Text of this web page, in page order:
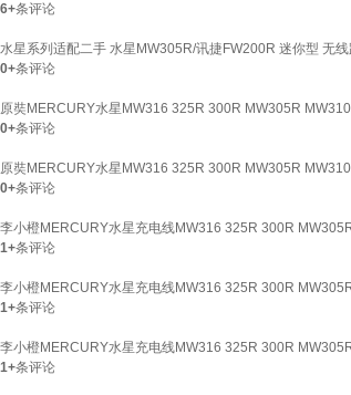
6+条评论
水星系列适配二手 水星MW305R/讯捷FW200R 迷你型 无
0+条评论
原奘MERCURY水星MW316 325R 300R MW305R
0+条评论
原奘MERCURY水星MW316 325R 300R MW305R
0+条评论
李小橙MERCURY水星充电线MW316 325R 300R
1+条评论
李小橙MERCURY水星充电线MW316 325R 300R
1+条评论
李小橙MERCURY水星充电线MW316 325R 300R
1+条评论